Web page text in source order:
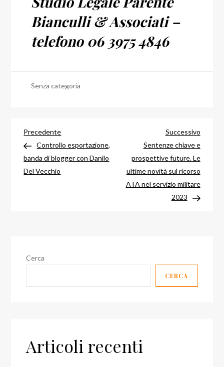
Bianculli & Associati –
telefono 06 3975 4846
Senza categoria
Navigazione
articoli
Articolo
precedente
Precedente
Controllo esportazione,
banda di blogger con Danilo
Del Vecchio
Successivo
Sentenze chiave e
prospettive future. Le
ultime novità sul ricorso
ATA nel servizio militare
2023
Cerca
CERCA
Articoli recenti